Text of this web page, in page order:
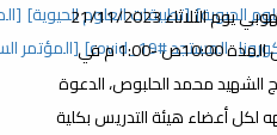
[المؤتمر السنوي الخامس]
السنوي الثالث][عدد خاص]